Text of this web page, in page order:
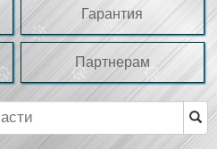
Гарантия
Партнерам